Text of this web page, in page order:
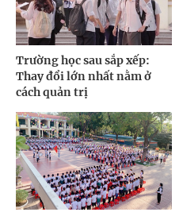
Trường học sau sắp xếp:
Thay đổi lớn nhất nằm ở
cách quản trị